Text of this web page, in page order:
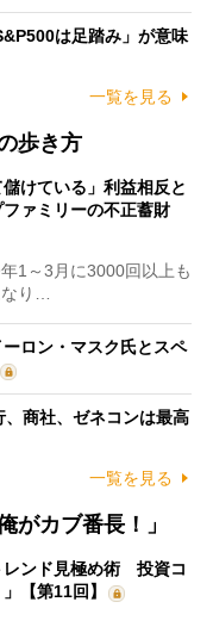
は足踏み」が意味
一覧を見る
歩き方
儲けている」利益相反と
ァミリーの不正蓄財
1～3月に3000回以上も
なり…
ーロン・マスク氏とスペ
、商社、ゼネコンは最高
一覧を見る
がカブ番長！」
レンド見極め術 投資コ
【第11回】